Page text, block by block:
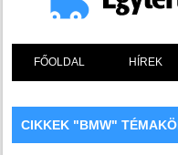
FŐOLDAL HÍREK
CIKKEK "BMW"